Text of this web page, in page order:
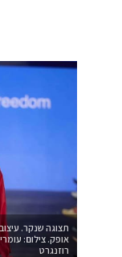
תצוגה שנקר.
אופק. צילום: עומרי
רוזנגרט